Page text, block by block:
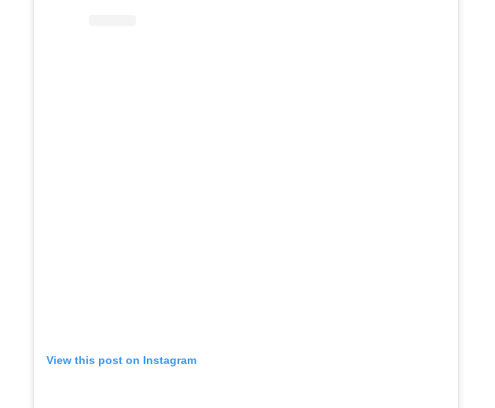
View this post on Instagram